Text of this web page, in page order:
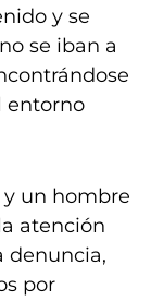
y se
se iban a
entorno
y un hombre
atención
denuncia,
por